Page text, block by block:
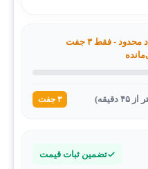
تعداد محدود - فقط ۳ جفت
۳ جفت
تضمین ثبات قیمت